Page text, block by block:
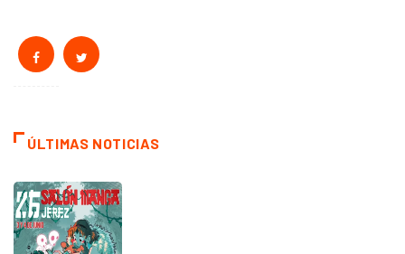
ÚLTIMAS NOTICIAS